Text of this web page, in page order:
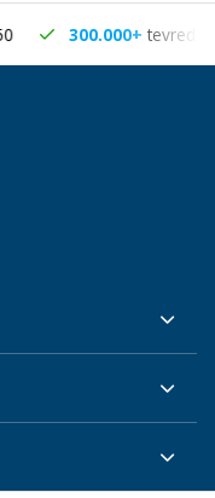
300.000+tevreden klanten